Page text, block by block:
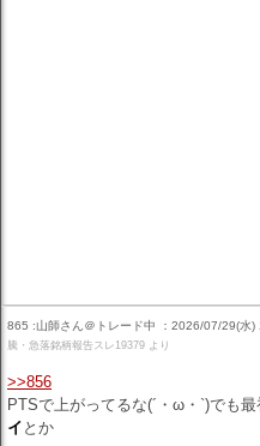
865 :山師さん＠トレード中 ：2026/07/29(水)
騰・急落銘柄報告スレ19379 より
>>856
PTSで上がってるな(´・ω・`)でも
イ とか